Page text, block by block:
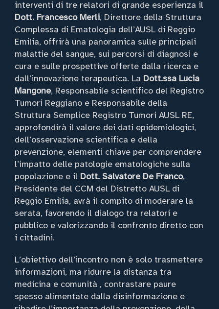
interventi di tre relatori di grande esperienza il
Dott. Francesco Merli, Direttore della Struttura
Complessa di Ematologia dell’AUSL di Reggio
Emilia, offrirà una panoramica sulle principali
malattie del sangue, sui percorsi di diagnosi e
cura e sulle prospettive offerte dalla ricerca e
dall’innovazione terapeutica. La Dott.ssa Lucia
Mangone, Responsabile scientifico del Registro
Tumori Reggiano e Responsabile della
Struttura Semplice Registro Tumori AUSL RE,
approfondirà il valore dei dati epidemiologici,
dell’osservazione scientifica e della
prevenzione, elementi chiave per comprendere
l’impatto delle patologie ematologiche sulla
popolazione e il Dott. Salvatore De Franco,
Presidente del CCM del Distretto AUSL di
Reggio Emilia, avrà il compito di moderare la
serata, favorendo il dialogo tra relatori e
pubblico e valorizzando il confronto diretto con
i cittadini.
L’obiettivo dell’incontro non è solo trasmettere
informazioni, ma ridurre la distanza tra
medicina e comunità , contrastare paure
spesso alimentate dalla disinformazione e